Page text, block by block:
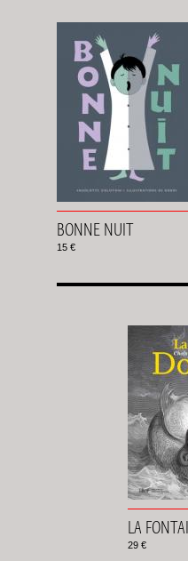
BONNE NUIT
15 €
LA
29 €